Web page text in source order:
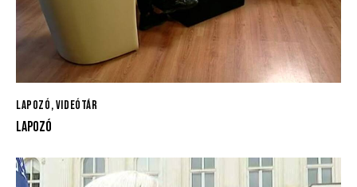
LAPOZÓ,VIDEÓTÁR
LAPOZÓ